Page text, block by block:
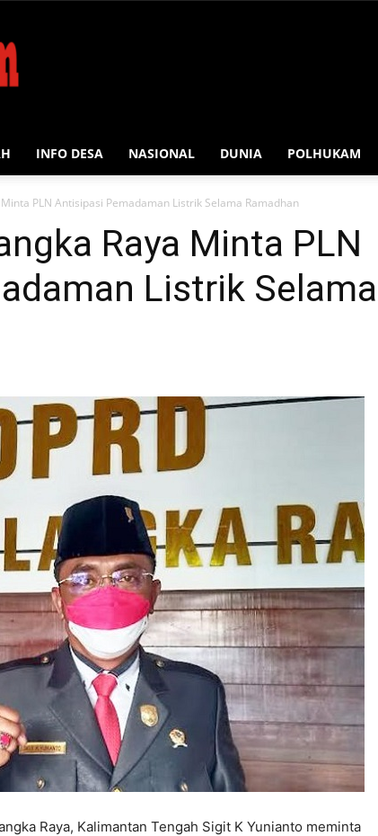
INFO DESA NASIONAL DUNIA POLHUKAM
Minta PLN Antisipasi Pemadaman Listrik Selama Ramadhan
Raya Minta PLN
Listrik Selama
Raya, Kalimantan Tengah Sigit K Yunianto meminta